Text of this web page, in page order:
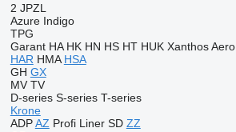
2 JPZL
Azure Indigo
TPG
Garant HA HK HN HS HT HUK Xanthos Aero
HAR HMA HSA
GH GX
MV TV
D-series S-series T-series
Krone
ADP AZ Profi Liner SD ZZ